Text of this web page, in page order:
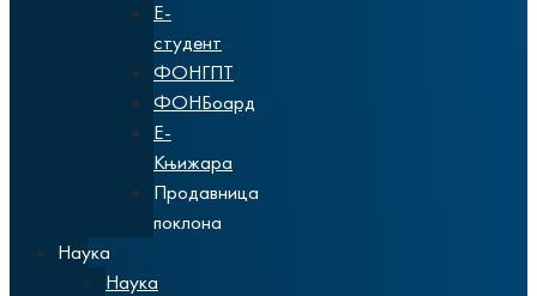
Е-
студент
ФОНГПТ
ФОНБоард
Е-
Књижара
Продавница
поклона
Наука
Наука